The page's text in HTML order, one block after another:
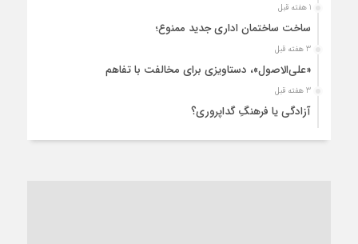
1 هفته قبل
ساخت ساختمان اداری جدید ممنوع؛
3 هفته قبل
«علی‌الاصول»، دستاویزی برای مخالفت با تفاهم
3 هفته قبل
آزادگی یا فرهنگِ گداپروری؟